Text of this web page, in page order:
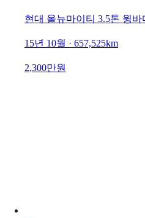
현대 올뉴마이티 3.5톤 윙바
15년 10월 · 657,525km
2,300만원